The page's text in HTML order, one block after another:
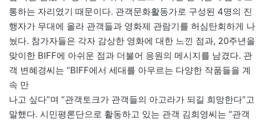
통하는 자리였기 때문이다. 관객문화활동가로 구성된 4명의 진
행자가 무대에 올라 관객들과 영화제 관람기를 허심탄회하게 나
눴다. 참가자들은 각자 감상한 영화에 대한 느낀 점과, 20주년을
맞이한 BIFF에 아쉬운 점과 더불어 응원의 메시지를 남겼다. 관
객 변혜경씨는 “BIFF에서 세대를 아우르는 다양한 작품들을 계
속 만
나고 싶다”며 “관객토크가 관객들의 아고라가 되길 희망한다”고
말했다. 시민평론단으로 활동하고 있는 관객 김희영씨는 “관객